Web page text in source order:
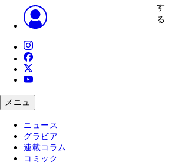
す
る
メニュ
ニュース
グラビア
連載コラム
コミック